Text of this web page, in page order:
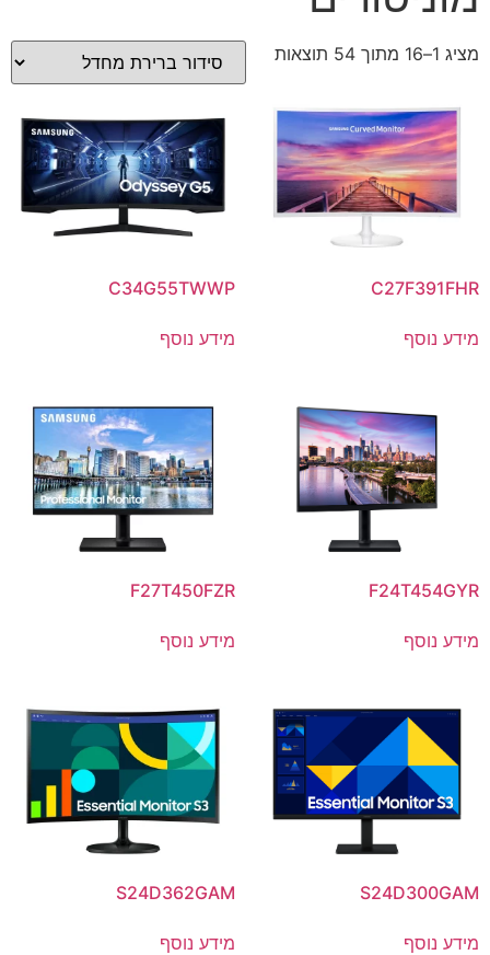
מציג 1–16 מתוך 54 תוצאות
C27F391FHR
מידע נוסף
C34G55TWWP
מידע נוסף
F24T454GYR
מידע נוסף
F27T450FZR
מידע נוסף
S24D300GAM
מידע נוסף
S24D362GAM
מידע נוסף